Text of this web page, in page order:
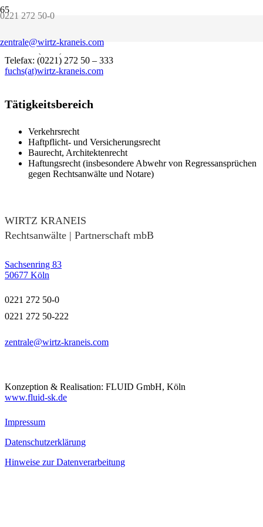
0221 272 50-0
zentrale@wirtz-kraneis.com
geboren 1981, Rechtsanwalt seit 2015
Telefon: (0221) 272 50 – 209
Telefax: (0221) 272 50 – 333
fuchs(at)wirtz-kraneis.com
Tätigkeitsbereich
Verkehrsrecht
Haftpflicht- und Versicherungsrecht
Baurecht, Architektenrecht
Haftungsrecht (insbesondere Abwehr von Regressansprüchen
gegen Rechtsanwälte und Notare)
WIRTZ KRANEIS
Rechtsanwälte | Partnerschaft mbB
Sachsenring 83
50677 Köln
0221 272 50-0
0221 272 50-222
zentrale@wirtz-kraneis.com
Konzeption & Realisation: FLUID GmbH, Köln
www.fluid-sk.de
Impressum
Datenschutzerklärung
Hinweise zur Datenverarbeitung